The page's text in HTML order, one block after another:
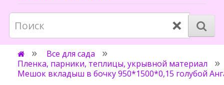
×
Все для сада
Пленка, парники, теплицы, укрывной материал
Мешок вкладыш в бочку 950*1500*0,15 голубой